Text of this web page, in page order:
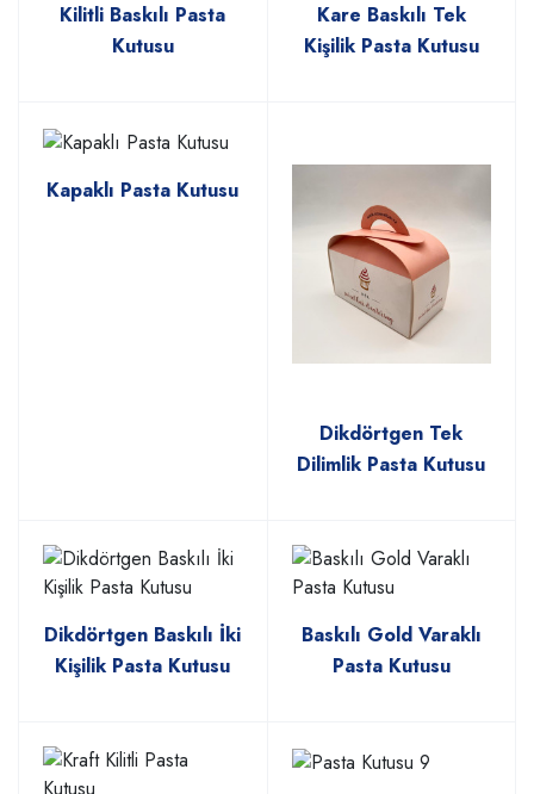
Kilitli Baskılı Pasta
Kutusu
Kare Baskılı Tek
Kişilik Pasta Kutusu
Kapaklı Pasta Kutusu
Dikdörtgen Tek
Dilimlik Pasta Kutusu
Dikdörtgen Baskılı İki
Kişilik Pasta Kutusu
Baskılı Gold Varaklı
Pasta Kutusu